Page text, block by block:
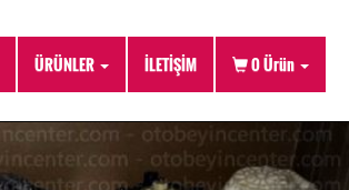
ÜRÜNLER İLETİŞİM 0Ürün